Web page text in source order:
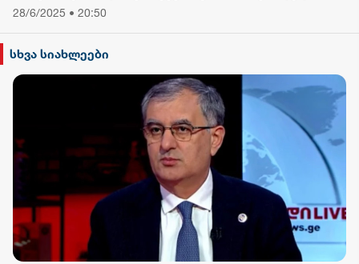
28/6/2025 • 20:50
სხვა სიახლეები